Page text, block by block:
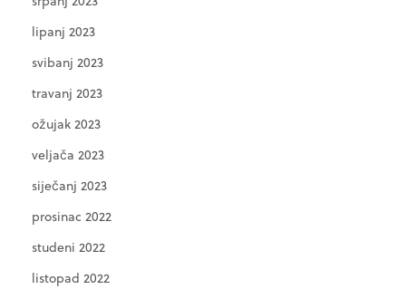
lipanj 2023
svibanj 2023
travanj 2023
ožujak 2023
veljača 2023
siječanj 2023
prosinac 2022
studeni 2022
listopad 2022